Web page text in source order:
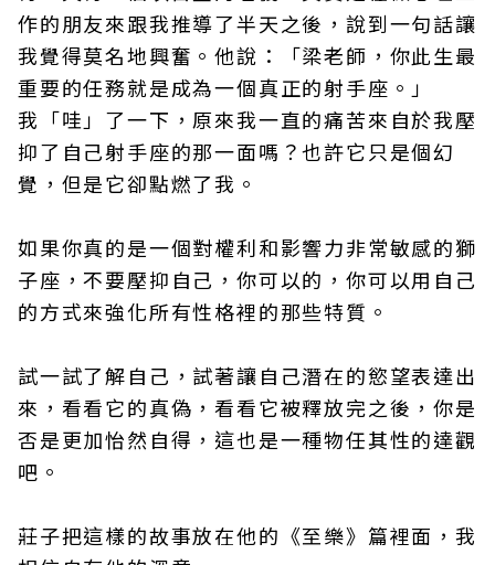
作的朋友來跟我推導了半天之後，說到一句話讓
我覺得莫名地興奮。他說：「梁老師，你此生最
重要的任務就是成為一個真正的射手座。」
我「哇」了一下，原來我一直的痛苦來自於我壓
抑了自己射手座的那一面嗎？也許它只是個幻
覺，但是它卻點燃了我。
如果你真的是一個對權利和影響力非常敏感的獅
子座，不要壓抑自己，你可以的，你可以用自己
的方式來強化所有性格裡的那些特質。
試一試了解自己，試著讓自己潛在的慾望表達出
來，看看它的真偽，看看它被釋放完之後，你是
否是更加怡然自得，這也是一種物任其性的達觀
吧。
莊子把這樣的故事放在他的《至樂》篇裡面，我